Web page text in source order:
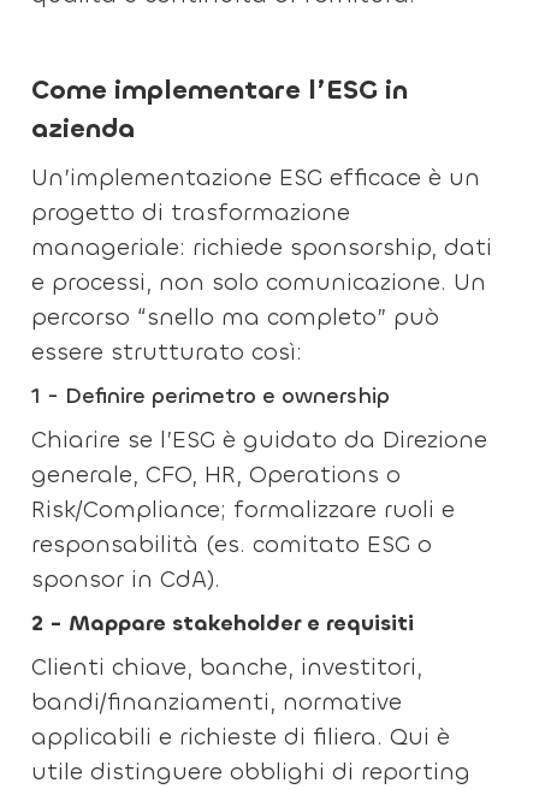
Come implementare l’ESG in
azienda
Un’implementazione ESG efficace è un
progetto di trasformazione
manageriale: richiede sponsorship, dati
e processi, non solo comunicazione. Un
percorso “snello ma completo” può
essere strutturato così:
1 - Definire perimetro e ownership
Chiarire se l’ESG è guidato da Direzione
generale, CFO, HR, Operations o
Risk/Compliance; formalizzare ruoli e
responsabilità (es. comitato ESG o
sponsor in CdA).
2 - Mappare stakeholder e requisiti
Clienti chiave, banche, investitori,
bandi/finanziamenti, normative
applicabili e richieste di filiera. Qui è
utile distinguere obblighi di reporting